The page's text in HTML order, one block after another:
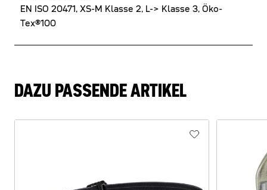
EN ISO 20471, XS-M Klasse 2, L-> Klasse 3, Öko-
Tex®100
DAZU PASSENDE ARTIKEL